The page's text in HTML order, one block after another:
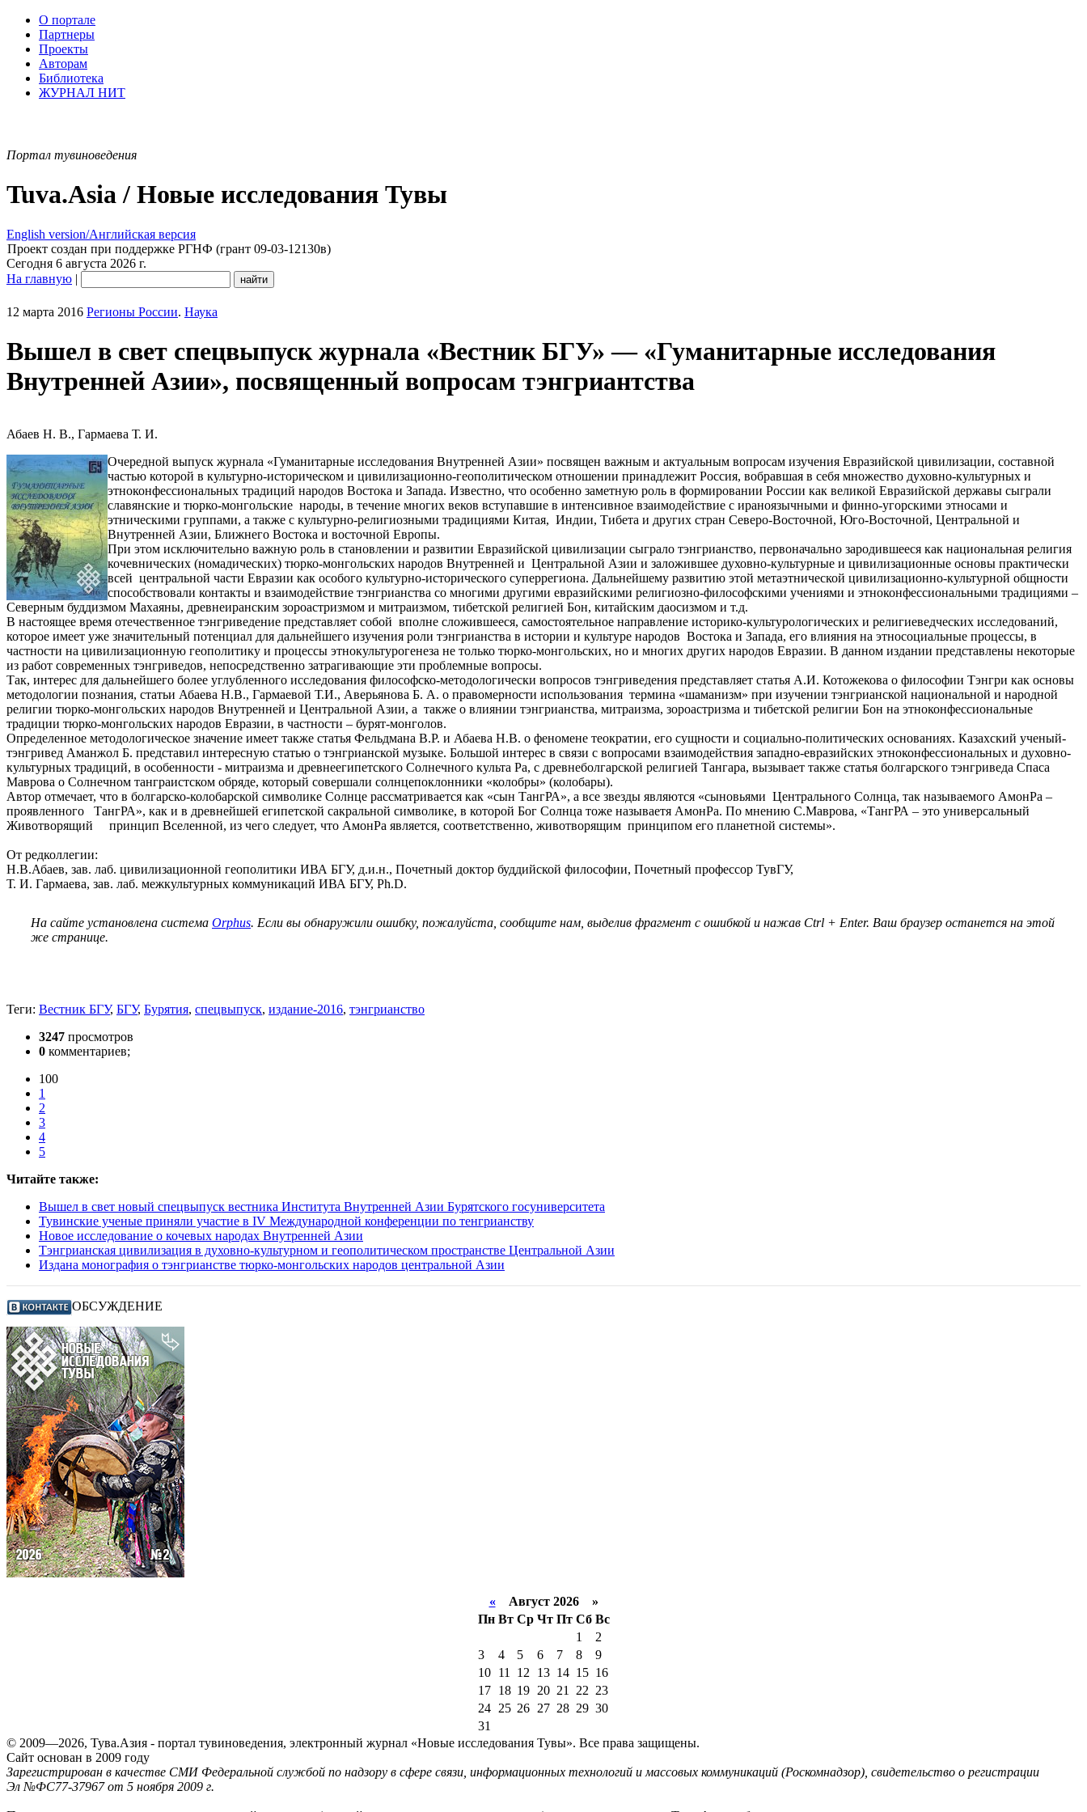
О портале
Партнеры
Проекты
Авторам
Библиотека
ЖУРНАЛ НИТ
Портал тувиноведения
Tuva.Asia / Новые исследования Тувы
English version/Английская версия
Проект создан при поддержке РГНФ (грант 09-03-12130в)
Сегодня 6 августа 2026 г.
На главную |
12 марта 2016 Регионы России. Наука
Вышел в свет спецвыпуск журнала «Вестник БГУ» — «Гуманитарные исследования
Внутренней Азии», посвященный вопросам тэнгриантства
Абаев Н. В., Гармаева Т. И.
Очередной выпуск журнала «Гуманитарные исследования Внутренней Азии» посвящен важным и актуальным вопросам изучения Евразийской цивилизации, составной
частью которой в культурно-историческом и цивилизационно-геополитическом отношении принадлежит Россия, вобравшая в себя множество духовно-культурных и
этноконфессиональных традиций народов Востока и Запада. Известно, что особенно заметную роль в формировании России как великой Евразийской державы сыграли
славянские и тюрко-монгольские народы, в течение многих веков вступавшие в интенсивное взаимодействие с ираноязычными и финно-угорскими этносами и
этническими группами, а также с культурно-религиозными традициями Китая, Индии, Тибета и других стран Северо-Восточной, Юго-Восточной, Центральной и
Внутренней Азии, Ближнего Востока и восточной Европы.
При этом исключительно важную роль в становлении и развитии Евразийской цивилизации сыграло тэнгрианство, первоначально зародившееся как национальная религия
кочевнических (номадических) тюрко-монгольских народов Внутренней и Центральной Азии и заложившее духовно-культурные и цивилизационные основы практически
всей центральной части Евразии как особого культурно-исторического суперрегиона. Дальнейшему развитию этой метаэтнической цивилизационно-культурной общности
способствовали контакты и взаимодействие тэнгрианства со многими другими евразийскими религиозно-философскими учениями и этноконфессиональными традициями –
Северным буддизмом Махаяны, древнеиранским зороастризмом и митраизмом, тибетской религией Бон, китайским даосизмом и т.д.
В настоящее время отечественное тэнгриведение представляет собой вполне сложившееся, самостоятельное направление историко-культурологических и религиеведческих исследований,
которое имеет уже значительный потенциал для дальнейшего изучения роли тэнгрианства в истории и культуре народов Востока и Запада, его влияния на этносоциальные процессы, в
частности на цивилизационную геополитику и процессы этнокультурогенеза не только тюрко-монгольских, но и многих других народов Евразии. В данном издании представлены некоторые
из работ современных тэнгриведов, непосредственно затрагивающие эти проблемные вопросы.
Так, интерес для дальнейшего более углубленного исследования философско-методологически вопросов тэнгриведения представляет статья А.И. Котожекова о философии Тэнгри как основы
методологии познания, статьи Абаева Н.В., Гармаевой Т.И., Аверьянова Б. А. о правомерности использования термина «шаманизм» при изучении тэнгрианской национальной и народной
религии тюрко-монгольских народов Внутренней и Центральной Азии, а также о влиянии тэнгрианства, митраизма, зороастризма и тибетской религии Бон на этноконфессиональные
традиции тюрко-монгольских народов Евразии, в частности – бурят-монголов.
Определенное методологическое значение имеет также статья Фельдмана В.Р. и Абаева Н.В. о феномене теократии, его сущности и социально-политических основаниях. Казахский ученый-
тэнгривед Аманжол Б. представил интересную статью о тэнгрианской музыке. Большой интерес в связи с вопросами взаимодействия западно-евразийских этноконфессиональных и духовно-
культурных традиций, в особенности - митраизма и древнеегипетского Солнечного культа Ра, с древнеболгарской религией Тангара, вызывает также статья болгарского тэнгриведа Спаса
Маврова о Солнечном танграистском обряде, который совершали солнцепоклонники «колобры» (колобары).
Автор отмечает, что в болгарско-колобарской символике Солнце рассматривается как «сын ТангРА», а все звезды являются «сыновьями Центрального Солнца, так называемого АмонРа –
проявленного ТангРА», как и в древнейшей египетской сакральной символике, в которой Бог Солнца тоже называетя АмонРа. По мнению С.Маврова, «ТангРА – это универсальный
Животворящий принцип Вселенной, из чего следует, что АмонРа является, соответственно, животворящим принципом его планетной системы».
От редколлегии:
Н.В.Абаев, зав. лаб. цивилизационной геополитики ИВА БГУ, д.и.н., Почетный доктор буддийской философии, Почетный профессор ТувГУ,
Т. И. Гармаева, зав. лаб. межкультурных коммуникаций ИВА БГУ, Ph.D.
На сайте установлена система Orphus. Если вы обнаружили ошибку, пожалуйста, сообщите нам, выделив фрагмент с ошибкой и нажав Ctrl + Enter. Ваш браузер останется на этой
же странице.
Теги: Вестник БГУ, БГУ, Бурятия, спецвыпуск, издание-2016, тэнгрианство
3247 просмотров
0 комментариев;
100
1
2
3
4
5
Читайте также:
Вышел в свет новый спецвыпуск вестника Института Внутренней Азии Бурятского госуниверситета
Тувинские ученые приняли участие в IV Международной конференции по тенгрианству
Новое исследование о кочевых народах Внутренней Азии
Тэнгрианская цивилизация в духовно-культурном и геополитическом пространстве Центральной Азии
Издана монография о тэнгрианстве тюрко-монгольских народов центральной Азии
ОБСУЖДЕНИЕ
«Август 2026 »
Пн Вт Ср Чт Пт Сб Вс
1
2
3
4 5 6 7 8
9
10
11 12 13 14 15 16
17
18 19 20 21 22 23
24
25 26 27 28 29 30
31
© 2009—2026, Тува.Азия - портал тувиноведения, электронный журнал «Новые исследования Тувы». Все права защищены.
Сайт основан в 2009 году
Зарегистрирован в качестве СМИ Федеральной службой по надзору в сфере связи, информационных технологий и массовых коммуникаций (Роскомнадзор), свидетельство о регистрации
Эл №ФС77-37967 от 5 ноября 2009 г.